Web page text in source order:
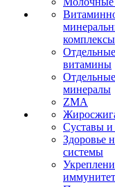
комплексы
Отдельные
витамины
Отдельные
минералы
ZMA
Суставы и
Здоровье
системы